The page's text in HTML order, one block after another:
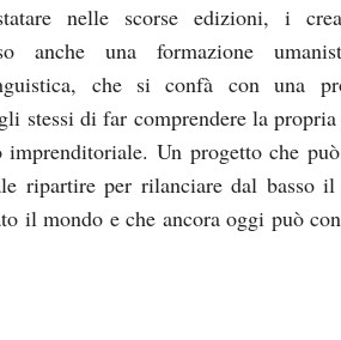
nelle scorse edizioni, i
anche una formazione
che si confà con una
stessi di far comprendere la propria
Un progetto che
ripartire per rilanciare dal basso il
il mondo e che ancora oggi può